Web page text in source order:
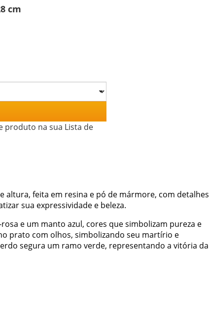
cm
produto na sua Lista de
altura, feita em resina e pó de mármore, com detalhes
sua expressividade e beleza.
e um manto azul, cores que simbolizam pureza e
prato com olhos, simbolizando seu martírio e
segura um ramo verde, representando a vitória da